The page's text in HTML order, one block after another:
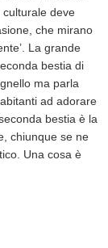
deve
che mirano
La grande
bestia di
ma parla
ad adorare
bestia è la
chiunque se ne
Una cosa è